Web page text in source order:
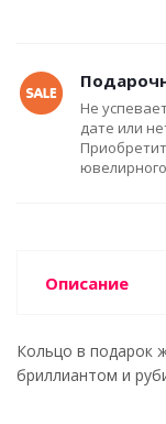
Не
дате или
Описание
Кольцо в подарок
бриллиантом и